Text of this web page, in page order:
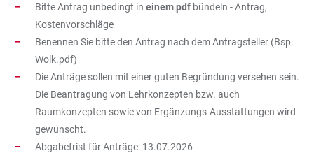
Bitte Antrag unbedingt in einem pdf bündeln - Antrag,
Kostenvorschläge
Benennen Sie bitte den Antrag nach dem Antragsteller (Bsp.
Wolk.pdf)
Die Anträge sollen mit einer guten Begründung versehen sein.
Die Beantragung von Lehrkonzepten bzw. auch
Raumkonzepten sowie von Ergänzungs-Ausstattungen wird
gewünscht.
Abgabefrist für Anträge: 13.07.2026